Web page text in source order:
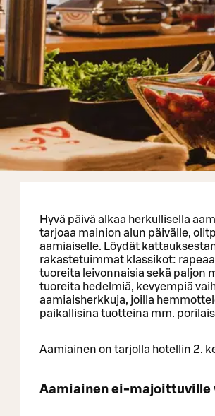
Hyvä päivä alkaa herkullisella
tarjoaa mainion alun päivälle,
aamiaiselle. Löydät
rakastetuimmat klassikot:
tuoreita leivonnaisia sekä paljon
tuoreita hedelmiä, kevyempiä
aamiaisherkkuja, joilla
paikallisina tuotteina mm.
Aamiainen on tarjolla hotellin 2.
Aamiainen ei-majoittuville